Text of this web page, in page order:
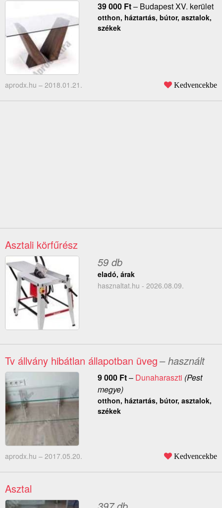
39 000 Ft– Budapest XV. kerület
otthon, háztartás, bútor, asztalok,
székek
aprodx.hu – 2018.01.21. Kedvencekbe
Asztali körfűrész
59 db
eladó, árak
hasznaltat.hu - 2026.08.09.
Tv állvány hibátlan állapotban üveg– használt
9 000 Ft– Dunaharaszti (Pest
megye)
otthon, háztartás, bútor, asztalok,
székek
aprodx.hu – 2017.05.20. Kedvencekbe
Asztal